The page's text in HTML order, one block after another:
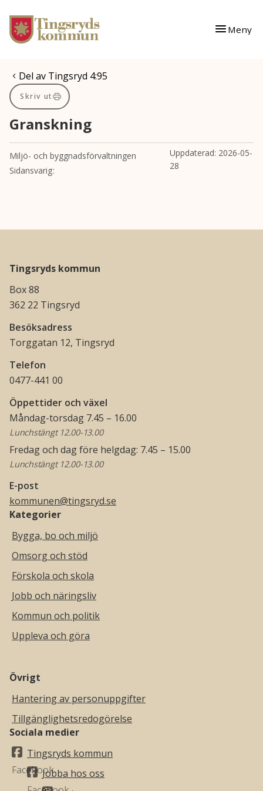
Gå till innehåll
Gå till huvudmeny
Meny
Du är här:
Del av Tingsryd 4:95
Skriv ut
Granskning
Miljö- och byggnadsförvaltningen
Sidansvarig
Uppdaterad: 2026-05-
28
Tingsryds kommun
Box 88
362 22 Tingsryd
Besöksadress
Torggatan 12, Tingsryd
Telefon
0477-441 00
Öppettider och växel
Måndag-torsdag 7.45 – 16.00
Lunchstängt 12.00-13.00
Fredag och dag före helgdag: 7.45 – 15.00
Lunchstängt 12.00-13.00
E-post
kommunen@tingsryd.se
Kategorier
Bygga, bo och miljö
Omsorg och stöd
Förskola och skola
Jobb och näringsliv
Kommun och politik
Uppleva och göra
Övrigt
Hantering av personuppgifter
Tillgänglighetsredogörelse
Sociala medier
Tingsryds kommun
Jobba hos oss